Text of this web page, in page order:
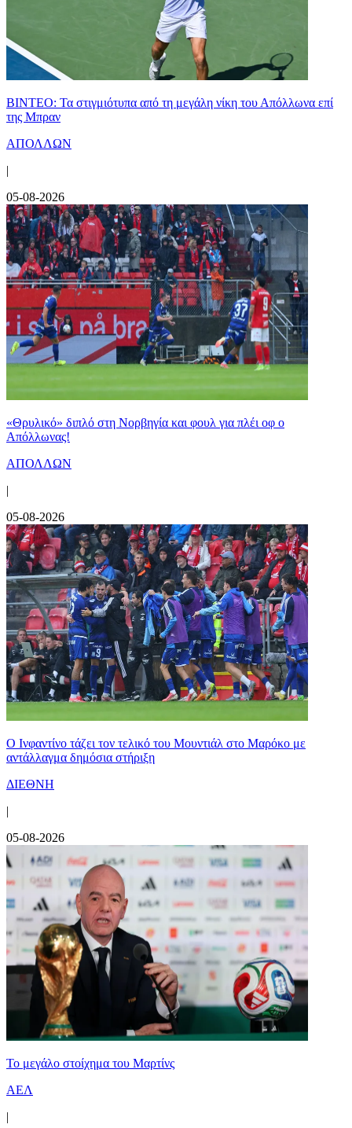
ΒΙΝΤΕΟ: Τα στιγμιότυπα από τη μεγάλη νίκη του Απόλλωνα επί
της Μπραν
ΑΠΟΛΛΩΝ
|
05-08-2026
«Θρυλικό» διπλό στη Νορβηγία και φουλ για πλέι οφ ο
Απόλλωνας!
ΑΠΟΛΛΩΝ
|
05-08-2026
Ο Ινφαντίνο τάζει τον τελικό του Μουντιάλ στο Μαρόκο με
αντάλλαγμα δημόσια στήριξη
ΔΙΕΘΝΗ
|
05-08-2026
Το μεγάλο στοίχημα του Μαρτίνς
ΑΕΛ
|